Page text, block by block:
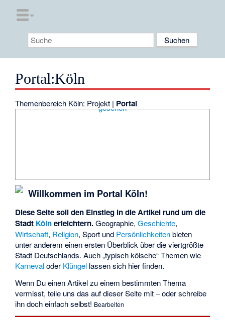
Portal:Köln
Themenbereich Köln: Projekt | Portal
Willkommen im Portal Köln!
Diese Seite soll den Einstieg in die Artikel rund um die
Stadt Kölnerleichtern.Geographie,Geschichte,
Wirtschaft, Religion, Sport und Persönlichkeitenbieten
unter anderem einen ersten Überblick über die viertgrößte
Stadt Deutschlands. Auch „typisch kölsche“ Themen wie
Karnevaloder Klüngel lassen sich hier finden.
Wenn Du einen Artikel zu einem bestimmten Thema
vermisst, teile uns dasauf dieser Seite mit – oder schreibe
ihn doch einfach selbst! Bearbeiten